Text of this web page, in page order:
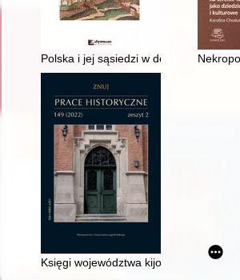
Polska i jej sąsiedzi w dobie
Księgi województwa kijowskiego w